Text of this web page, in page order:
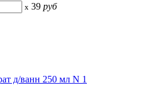
x 39 руб